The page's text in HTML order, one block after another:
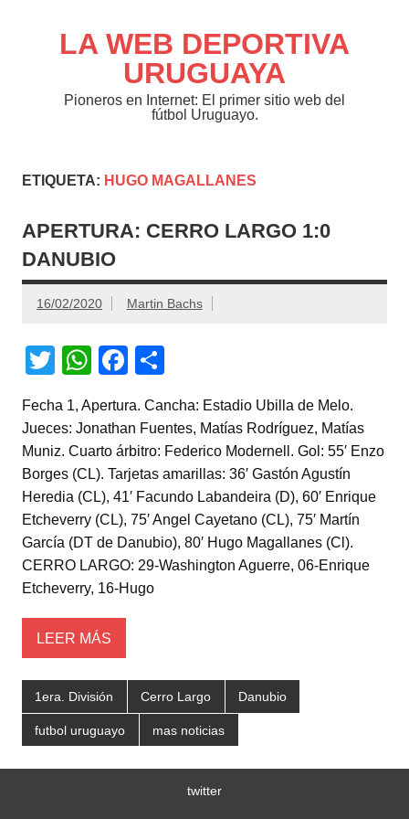
contenidoLA WEB DEPORTIVA
URUGUAYA
Pioneros en Internet: El primer sitio web del
fútbol Uruguayo.
ETIQUETA: HUGO MAGALLANES
APERTURA: CERRO LARGO 1:0
DANUBIO
16/02/2020 Martin Bachs
T
tt
er
W
at
s
A
p
p
F
c
e
b
o
o
k
m
p
ar
tir
Fecha 1, Apertura. Cancha: Estadio Ubilla de Melo.
Jueces: Jonathan Fuentes, Matías Rodríguez, Matías
Muniz. Cuarto árbitro: Federico Modernell. Gol: 55′ Enzo
Borges (CL). Tarjetas amarillas: 36′ Gastón Agustín
Heredia (CL), 41′ Facundo Labandeira (D), 60′ Enrique
Etcheverry (CL), 75′ Angel Cayetano (CL), 75′ Martín
García (DT de Danubio), 80′ Hugo Magallanes (Cl).
CERRO LARGO: 29-Washington Aguerre, 06-Enrique
Etcheverry, 16-Hugo
LEER MÁS
1era. División Cerro Largo Danubio
futbol uruguayo mas noticias
twitter